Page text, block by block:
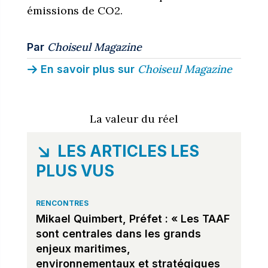
émissions de CO2.
Par Choiseul Magazine
En savoir plus sur Choiseul Magazine
La valeur du réel
LES ARTICLES LES
PLUS VUS
RENCONTRES
Mikael Quimbert, Préfet : « Les TAAF
sont centrales dans les grands
enjeux maritimes,
environnementaux et stratégiques